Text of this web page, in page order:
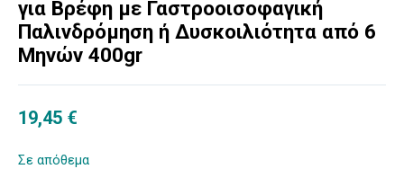
για Βρέφη με Γαστροοισοφαγική
Παλινδρόμηση ή Δυσκοιλιότητα από 6
Μηνών 400gr
19,45 €
Σε απόθεμα